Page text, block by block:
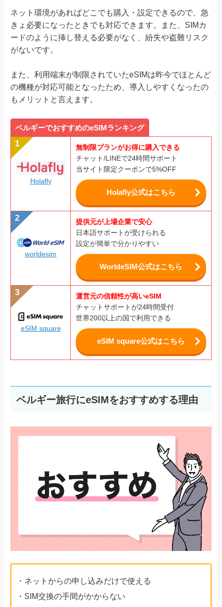
ネット環境があればどこでも購入・設定できるので、急
きょ必要になったときでも対応できます。また、SIMカ
ードのように挿し替える必要がなく、紛失や盗難リスク
がないです。
また、利用端末が制限されていたeSIMは昨今でほとんど
の機種が対応可能となったため、導入しやすくなったの
もメリットと言えます。
ベルギーでおすすめのeSIMランキング
Holafly
無制限プランがお得に購入できる
チャット/LINEで24時間サポート
当サイト限定クーポンで5%OFF
Holafly公式はこちら
worldesim
提供元が上場企業で安心
日本語サポートが受けられる
設定が簡単で分かりやすい
WorldeSIM公式はこちら
eSIM square
運営元の信頼性が高いeSIM
チャットサポートが24時間受付
世界200以上の国で利用できる
eSIM square公式はこちら
ベルギー旅行にeSIMをおすすめする理由
・ネットからの申し込みだけで使える
・SIM交換の手間がかからない